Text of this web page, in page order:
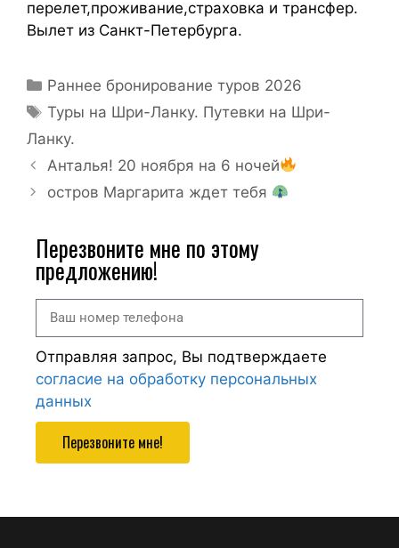
перелет,проживание,страховка и трансфер.
Вылет из Санкт-Петербурга.
Раннее бронирование туров 2026
Туры на Шри-Ланку. Путевки на Шри-
Ланку.
Анталья! 20 ноября на 6 ночей
остров Маргарита ждет тебя
Перезвоните мне по этому
предложению!
Отправляя запрос, Вы подтверждаете
согласие на обработку персональных
данных
Перезвоните мне!